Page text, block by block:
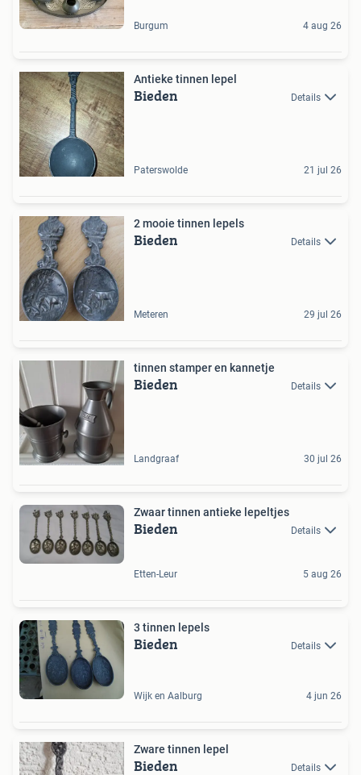
Burgum 4 aug 26
Antieke tinnen lepel
Bieden Details
Paterswolde 21 jul 26
2 mooie tinnen lepels
Bieden Details
Meteren 29 jul 26
tinnen stamper en kannetje
Bieden Details
Landgraaf 30 jul 26
Zwaar tinnen antieke lepeltjes
Bieden Details
Etten-Leur 5 aug 26
3 tinnen lepels
Bieden Details
Wijk en Aalburg 4 jun 26
Zware tinnen lepel
Bieden Details